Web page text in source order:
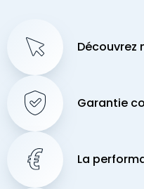
Découvrez
Garantie
La